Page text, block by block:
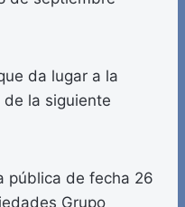
da lugar a la
la siguiente
de fecha 26
Grupo